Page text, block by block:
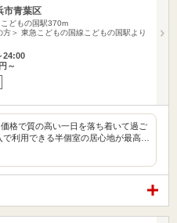
市青葉区
こどもの国駅370m
方＞ 東急こどもの国線こどもの国駅より
24:00
～
格で質の高い一日を落ち着いて過ご
利用できる半個室の居心地が最高…